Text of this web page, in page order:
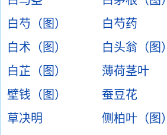
白芍（图）
白芍药
白术（图）
白头翁（图）
白芷（图）
薄荷茎叶
壁钱（图）
蚕豆花
草决明
侧柏叶（图）